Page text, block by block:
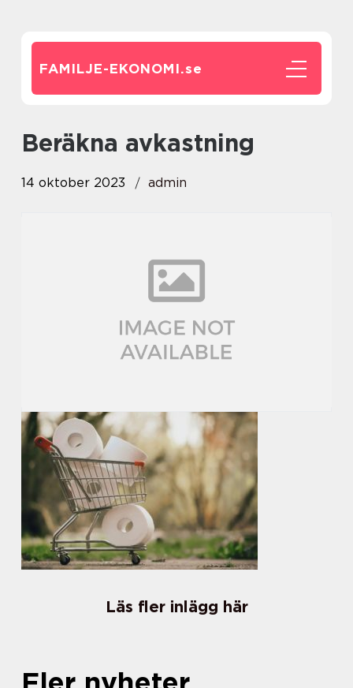
FAMILJE-EKONOMI.se
beräkna avkastning
14 oktober 2023 admin
Läs fler inlägg här